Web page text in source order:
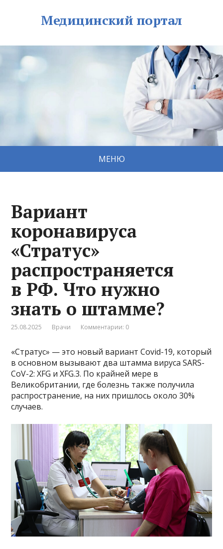
Медицинский портал
МЕНЮ
Вариант
коронавируса
«Стратус»
распространяется
в РФ. Что нужно
знать о штамме?
25.08.2025 Врачи Комментарии: 0
«Стратус» — это новый вариант Covid-19, который
в основном вызывают два штамма вируса SARS-
CoV-2: XFG и XFG.3. По крайней мере в
Великобритании, где болезнь также получила
распространение, на них пришлось около 30%
случаев.